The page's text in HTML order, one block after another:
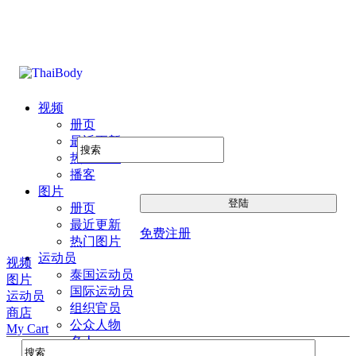
视频
册页
最近更新
热门图片
播客
图片
册页
最近更新
热门图片
运动员
泰国运动员
国际运动员
组织官员
公众人物
名人
免费注册
视频
图片
运动员
商店
My Cart